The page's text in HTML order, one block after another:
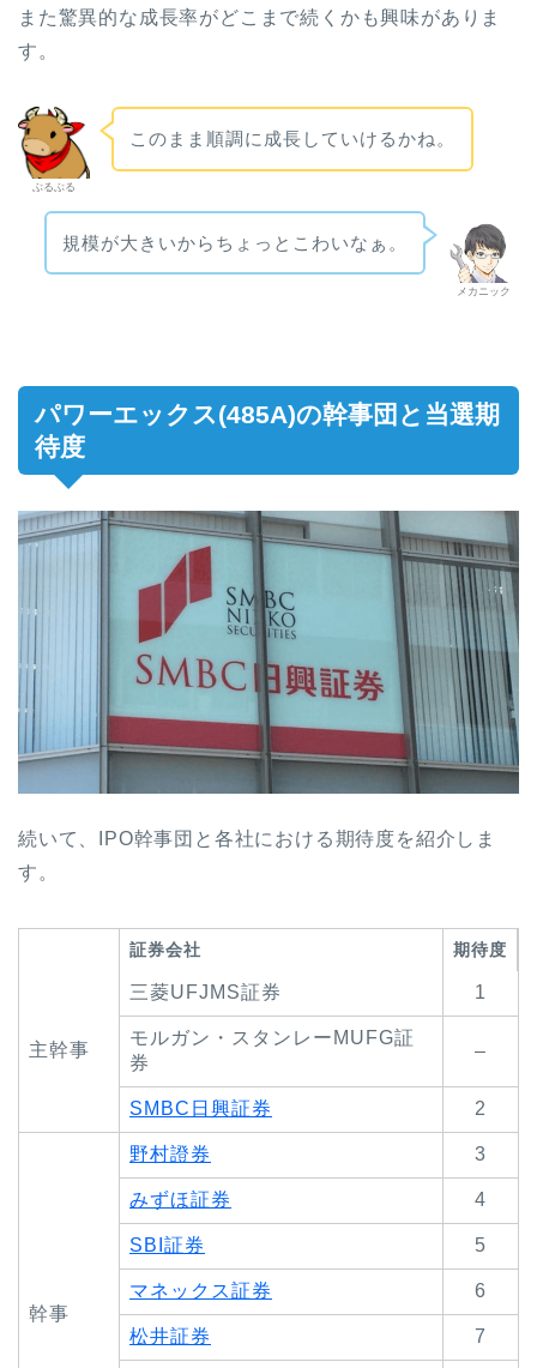
また驚異的な成長率がどこまで続くかも興味がありま
す。
ぶるぶる
このまま順調に成長していけるかね。
メカニック
規模が大きいからちょっとこわいなぁ。
パワーエックス(485A)の幹事団と当選期
待度
続いて、IPO幹事団と各社における期待度を紹介しま
す。
証券会社 期待度
主幹事
三菱UFJMS証券 1
モルガン・スタンレーMUFG証
券
–
SMBC日興証券 2
幹事
野村證券 3
みずほ証券 4
SBI証券 5
マネックス証券 6
松井証券 7